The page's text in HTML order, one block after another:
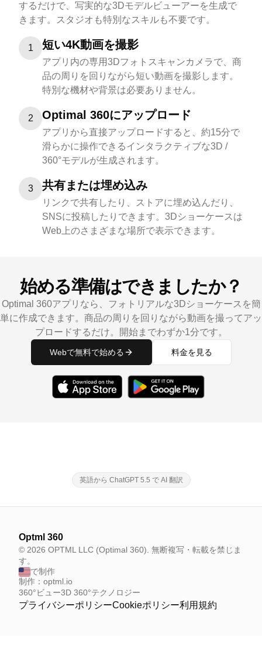
するだけで、写実的な3Dモデルビューアーを生成で
きます。スタジオも特別なスキルも不要です。
1 短い4K動画を撮影
アプリ内の専用3Dフォトスキャンカメラで、商
品の周りを回りながら短い動画を撮影します。
特別な機材や背景は必要ありません。
2 Optimal 360にアップロード
アプリから直接アップロードすると、約15分で
滑らかに操作できるインタラクティブな3D /
360°モデルが生成されます。
3 共有または埋め込み
リンクで共有したり、ストアに埋め込んだり、
SNSに投稿したりできます。3Dショーケースは
Web上のさまざまな場所で表示できます。
始める準備はできましたか？
Optimal 360アプリなら、フォトリアルな3Dショーケースを簡
単に作成できます。商品の周りを回りながら動画を撮ってアッ
プロードするだけ。開始までわずか1分です。
Webで無料で始める 料金を見る
英語から ChatGPT 5.5 で AI 翻訳
Optml 360
© 2026 OPTML LLC (Optimal 360). 無断複写・転載を禁じま
す。
で制作
制作：optml.io
360°ビュー3D 360°テクノロジー
プライバシーポリシーCookieポリシー利用規約